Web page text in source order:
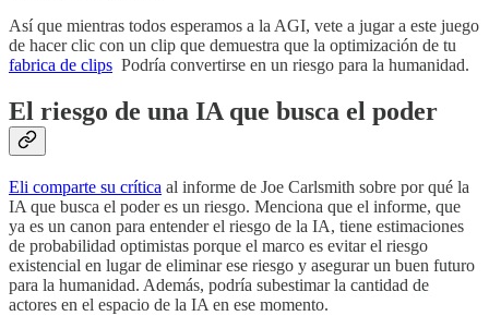
Así que mientras todos esperamos a la AGI, vete a jugar a este juego
de hacer clic con un clip que demuestra que la optimización de tu
fabrica de clips Podría convertirse en un riesgo para la humanidad.
El riesgo de una IA que busca el poder
Eli comparte su crítica al informe de Joe Carlsmith sobre por qué la
IA que busca el poder es un riesgo. Menciona que el informe, que
ya es un canon para entender el riesgo de la IA, tiene estimaciones
de probabilidad optimistas porque el marco es evitar el riesgo
existencial en lugar de eliminar ese riesgo y asegurar un buen futuro
para la humanidad. Además, podría subestimar la cantidad de
actores en el espacio de la IA en ese momento.